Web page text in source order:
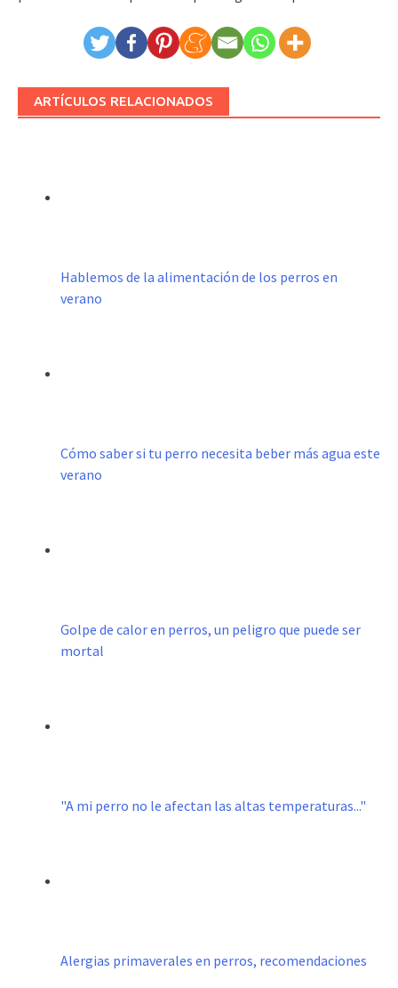
ARTÍCULOS RELACIONADOS
Hablemos de la alimentación de los perros en
verano
Cómo saber si tu perro necesita beber más agua este
verano
Golpe de calor en perros, un peligro que puede ser
mortal
"A mi perro no le afectan las altas temperaturas..."
Alergias primaverales en perros, recomendaciones